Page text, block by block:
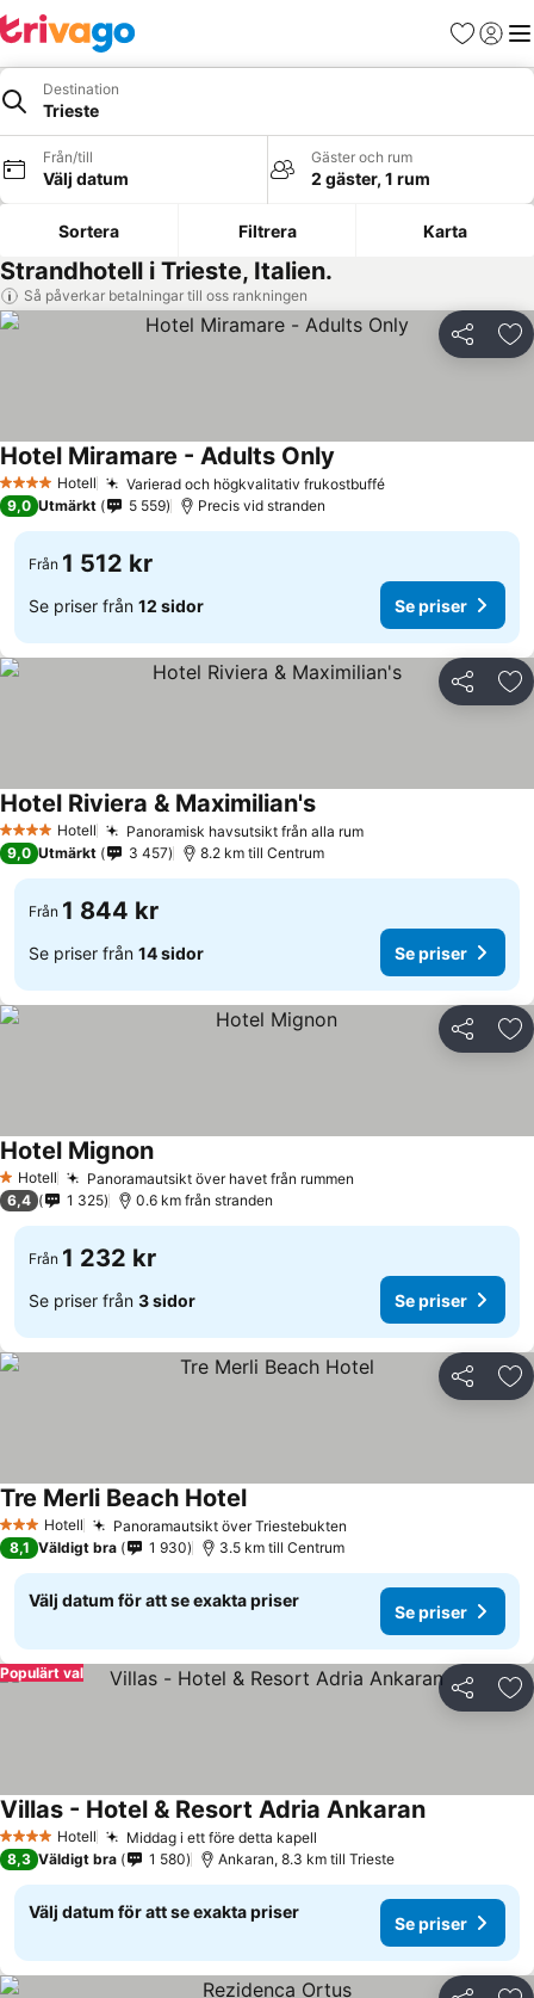
Favoriter
Logga
Destination
Trieste
Från/till
Välj datum
Gäster och rum
2 gäster, 1 rum
Sortera Filtrera Karta
Strandhotell i Trieste, Italien.
Så påverkar betalningar till oss rankningen
Dela
4 StjärnorHotell Varierad och högkvalitativ frukostbufféSe priser
Hotel Miramare - Adults Only
9,0 Utmärkt 5 559 Precis vid stranden
Från 1 512 kr
Se priser från 12 sidor Se priser
Dela
4 StjärnorHotell Panoramisk havsutsikt från alla rumSe priser
Hotel Riviera & Maximilian'sSe priser
9,0 Utmärkt 3 457 8.2 km till Centrum
Från 1 844 kr
Se priser från 14 sidor Se priser
Dela
1 Stjärnor
Hotell Panoramautsikt över havet från rummen
Hotel MignonSe priser
6,4 1 325 0.6 km från stranden
Från 1 232 kr
Se priser från 3 sidor Se priser
Dela
3 StjärnorHotell Panoramautsikt över Triestebukten
Tre Merli Beach HotelSe priser
8,1 Väldigt bra 1 930 3.5 km till Centrum
Välj datum för att se exakta priser
Se priser
Dela
Populärt val
4 StjärnorHotell Middag i ett före detta kapell
Villas - Hotel & Resort Adria AnkaranSe priser
8,3 Väldigt bra 1 580 Ankaran, 8.3 km till Trieste
Välj datum för att se exakta priser
Se priser